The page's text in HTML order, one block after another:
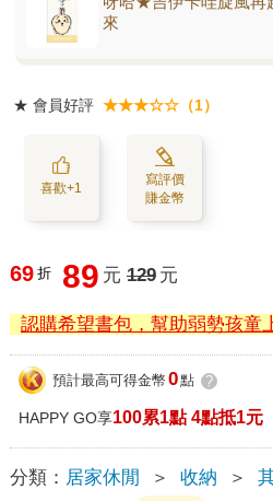
來
★ 會員好評 ★★★☆☆（1）
喜歡+1
寫評價
賺金幣
69 折 89 元 129 元
認購希望書包，幫助弱勢孩童
預計最高可得金幣 0點 ?
HAPPY GO享100累1點 4點抵1元
分類： 居家休閒 ＞ 收納 ＞